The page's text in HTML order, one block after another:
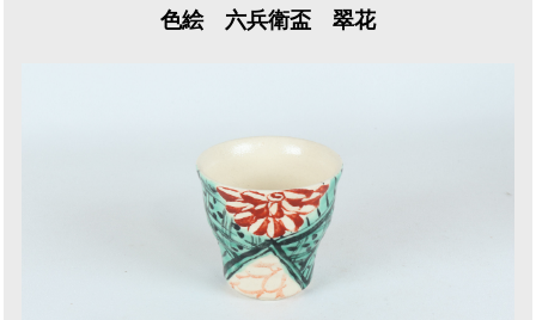
色絵 六兵衛盃 翠花